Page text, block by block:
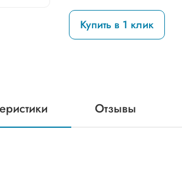
Купить в 1 клик
Отзывы